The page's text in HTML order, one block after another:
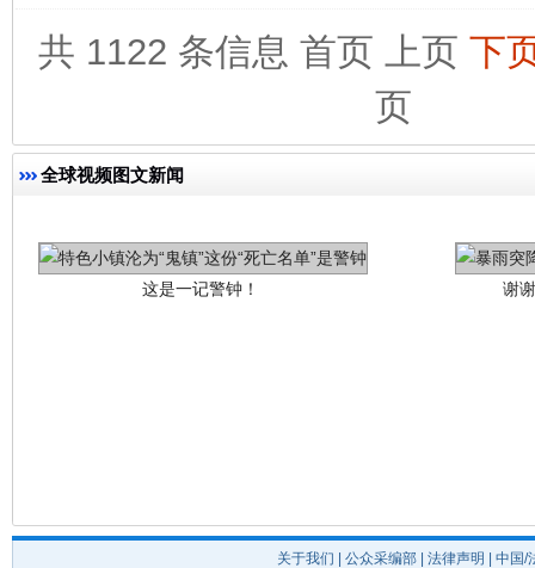
共 1122 条信息 首页 上页 下
页
全球视频图文新闻这是一记警钟！
关于我们 公众采编部 法律声明 | 中国